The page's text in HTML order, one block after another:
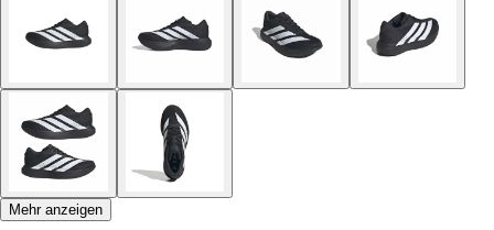
Mehr anzeigen